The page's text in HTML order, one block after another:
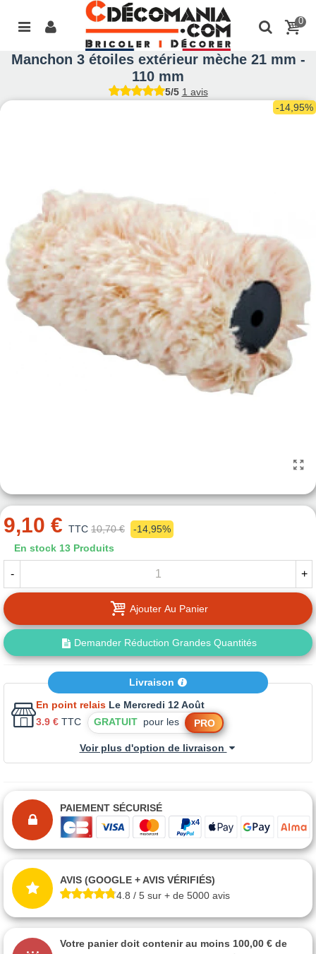
0
Manchon 3 étoiles extérieur mèche 21 mm -
110 mm
5/5 1 avis
-14,95%
9,10 € TTC 10,70 €
-14,95%
En stock 13 Produits
- +
Ajouter Au Panier
Demander Réduction Grandes Quantités
Livraison
En point relais Le Mercredi 12 Août
3.9 € TTC GRATUIT pour les PRO
Voir plus d'option de livraison
PAIEMENT SÉCURISÉ
AVIS (GOOGLE + AVIS VÉRIFIÉS)
4.8 / 5 sur + de 5000 avis
Votre panier doit contenir au moins 100,00 € de